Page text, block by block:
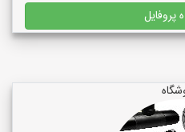
پروفایل